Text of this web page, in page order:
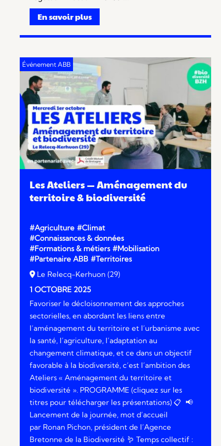
En savoir plus
Les Ateliers — Aménagement du
territoire & biodiversité
#Agriculture #Climat
#Connaissances & données
#Formations & métiers #Mobilisation
#Partenaire ABB #Territoires
Le Relecq-Kerhuon (29)
1 OCTOBRE 2025
Favoriser le décloisonnement des approches
sectorielles, en abordant les liens entre
l’aménagement du territoire et l’urbanisme avec
la santé, l’agriculture, l’adaptation au
changement climatique, et ce dans un objectif
favorable à la biodiversité, c’est l’ambition des
Ateliers « Aménagement du territoire et
biodiversité ». PROGRAMME (cliquez sur les
titres pour télécharger les présentations) 📋 📢
Lancement de la journée, mot d’accueil
par Ronan Pichon, président de l’Agence
Bretonne de la Biodiversité 🪱 Temps collectif :